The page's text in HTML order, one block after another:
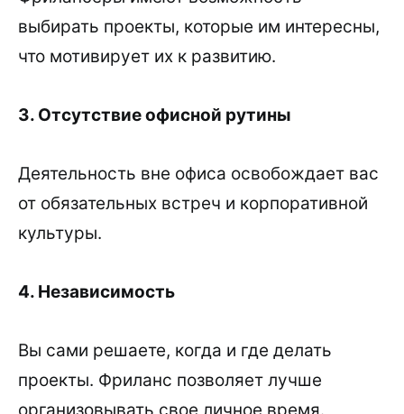
выбирать проекты, которые им интересны,
что мотивирует их к развитию.
3. Отсутствие офисной рутины
Деятельность вне офиса освобождает вас
от обязательных встреч и корпоративной
культуры.
4. Независимость
Вы сами решаете, когда и где делать
проекты. Фриланс позволяет лучше